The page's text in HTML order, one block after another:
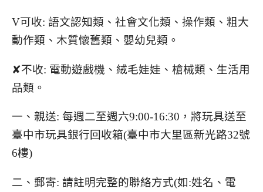
V可收: 語文認知類、社會文化類、操作類、粗大
動作類、木質懷舊類、嬰幼兒類。
✘不收: 電動遊戲機、絨毛娃娃、槍械類、生活用
品類。
一、親送: 每週二至週六9:00-16:30，將玩具送至
臺中市玩具銀行回收箱(臺中市大里區新光路32號
6樓)
二、郵寄: 請註明完整的聯絡方式(如:姓名、電